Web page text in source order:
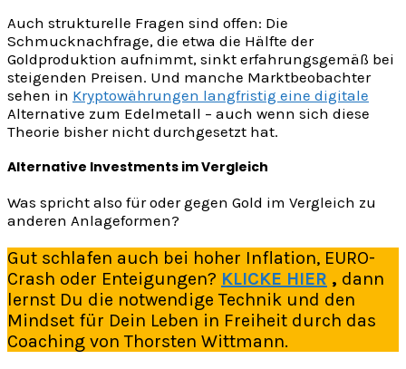
Auch strukturelle Fragen sind offen: Die
Schmucknachfrage, die etwa die Hälfte der
Goldproduktion aufnimmt, sinkt erfahrungsgemäß bei
steigenden Preisen. Und manche Marktbeobachter
sehen in Kryptowährungen langfristig eine digitale
Alternative zum Edelmetall – auch wenn sich diese
Theorie bisher nicht durchgesetzt hat.
Alternative Investments im Vergleich
Was spricht also für oder gegen Gold im Vergleich zu
anderen Anlageformen?
Gut schlafen auch bei hoher Inflation, EURO-
Crash oder Enteigungen? KLICKE HIER , dann
lernst Du die notwendige Technik und den
Mindset für Dein Leben in Freiheit durch das
Coaching von Thorsten Wittmann.